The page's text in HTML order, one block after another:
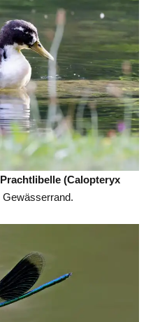
(Calopteryx
Gewässerrand.